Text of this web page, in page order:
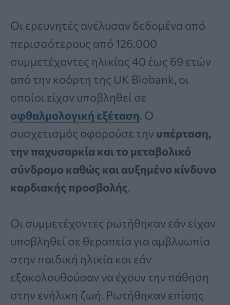
Οι ερευνητές ανέλυσαν δεδομένα από
περισσότερους από 126.000
συμμετέχοντες ηλικίας 40 έως 69 ετών
από την κοόρτη της UK Biobank, οι
οποίοι είχαν υποβληθεί σε
οφθαλμολογική εξέταση. Ο
συσχετισμός αφορούσε την υπέρταση,
την παχυσαρκία και το μεταβολικό
σύνδρομο καθώς και αυξημένο κίνδυνο
καρδιακής προσβολής.
Οι συμμετέχοντες ρωτήθηκαν εάν είχαν
υποβληθεί σε θεραπεία για αμβλυωπία
στην παιδική ηλικία και εάν
εξακολουθούσαν να έχουν την πάθηση
στην ενήλικη ζωή. Ρωτήθηκαν επίσης